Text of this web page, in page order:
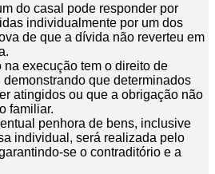
do casal pode responder por
individualmente por um dos
de que a dívida não reverteu em
execução tem o direito de
demonstrando que determinados
atingidos ou que a obrigação não
familiar.
penhora de bens, inclusive
individual, será realizada pelo
se o contraditório e a